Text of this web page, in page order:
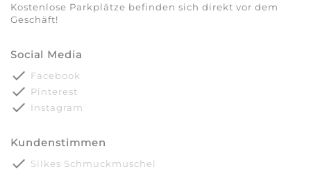
Kostenlose Parkplätze befinden sich direkt vor dem
Geschäft!
Social Media
done Facebook
done Pinterest
done Instagram
Kundenstimmen
done Silkes Schmuckmuschel